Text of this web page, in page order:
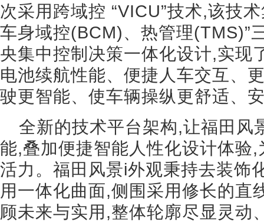
次采用跨域控 “VICU”技术,该技
车身域控(BCM)、热管理(TMS)”
央集中控制决策一体化设计,实现
电池续航性能、便捷人车交互、
驶更智能、使车辆操纵更舒适、
全新的技术平台架构,让福田风
能,叠加便捷智能人性化设计体验
活力。福田风景i外观秉持去装饰
用一体化曲面,侧围采用修长的直
顾未来与实用,整体轮廓尽显灵动